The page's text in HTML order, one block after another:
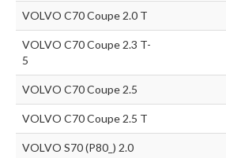
VOLVO C70 Coupe 2.0 T
VOLVO C70 Coupe 2.3 T-
5
VOLVO C70 Coupe 2.5
VOLVO C70 Coupe 2.5 T
VOLVO S70 (P80_) 2.0